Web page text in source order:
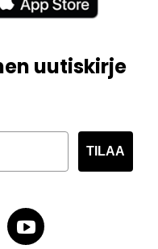
uutiskirje
TILAA